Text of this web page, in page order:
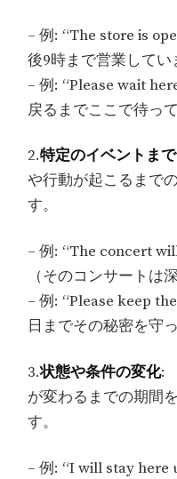
– 例: “The store is
後9時まで営業してい
– 例: “Please wait
戻るまでここで待っ
2.特定のイベントまで
や行動が起こるまで
す。
– 例: “The concert
（そのコンサートは
– 例: “Please keep
日までその秘密を守
3.状態や条件の変化:
が変わるまでの期間
す。
– 例: “I will stay here